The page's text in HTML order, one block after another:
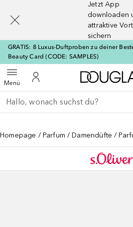
Jetzt App
downloaden
attraktive
sichern
GRATIS: 8 Luxus-Duftproben zu deiner
Beauty Card (CODE: SAMPLES)
MenüMenü öffnenZu Meinem Kundenkonto
Gehe zurück
Suche ausführen
Homepage Parfum Damendüfte
[navigation.slideout.screenreader]